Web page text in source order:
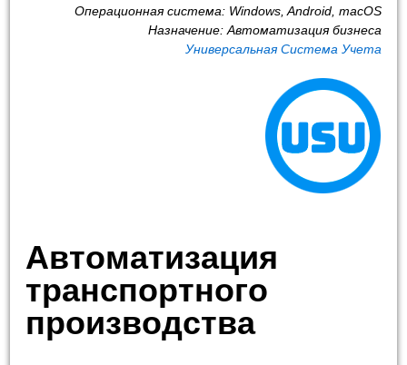
Операционная система: Windows, Android, macOS
Назначение: Автоматизация бизнеса
Универсальная Система Учета
Автоматизация
транспортного
производства